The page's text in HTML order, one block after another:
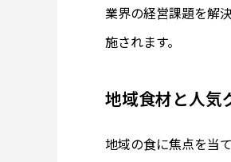
業界の経営課題を解
施されます。
地域食材と人気
地域の食に焦点を当